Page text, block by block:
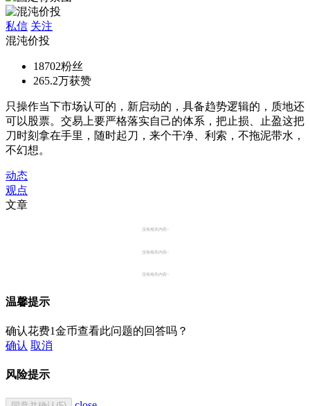
私信 关注
混沌价投
18702粉丝
265.2万获赞
只操作当下市场认可的，新启动的，具备趋势逻辑的，质地还
可以股票。交易上要严格落实自己的体系，把止损、止盈这把
刀时刻拿在手里，随时起刀，来个干净、利索，不拖泥带水，
不幻想。
动态
观点
文章
没有相关内容~
没有相关内容~
没有相关内容~
温馨提示
确认花费1金币查看此问题的回答吗？
确认 取消
风险提示